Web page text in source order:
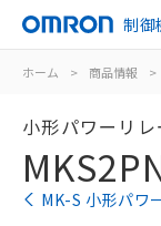
制御
ホーム > 商品情報 >
小形パワーリレ
MK-S 小形パワ